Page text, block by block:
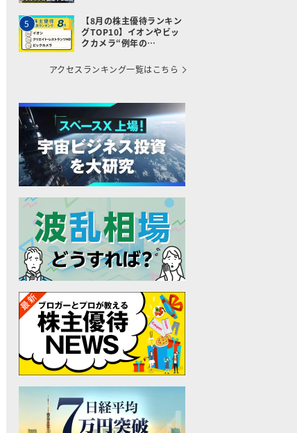
5
【8月の株主優待ランキン
グTOP10】イオンやビッ
クカメラ“例年の…
アクセスランキング一覧はこちら